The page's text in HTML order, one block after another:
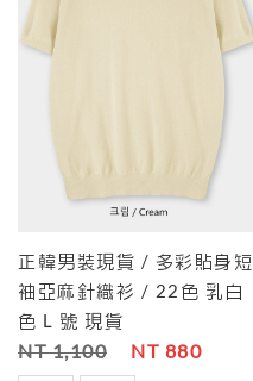
正韓男裝現貨 / 多彩貼身短
袖亞麻針織衫 / 22色 乳白
色 L 號 現貨
NT 1,100 NT 880